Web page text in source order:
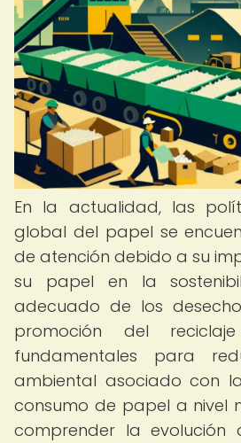
En la actualidad, las
global del papel se
de atención debido a su
su papel en la
adecuado de los
promoción del
fundamentales para
ambiental asociado con
consumo de papel a nivel
comprender la evolución